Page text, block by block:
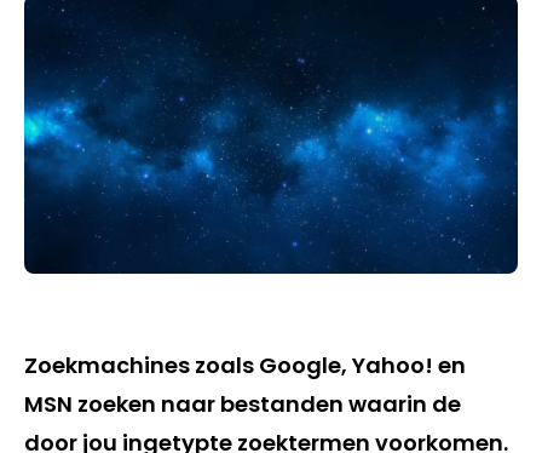
Zoekmachines zoals Google, Yahoo! en
MSN zoeken naar bestanden waarin de
door jou ingetypte zoektermen voorkomen.